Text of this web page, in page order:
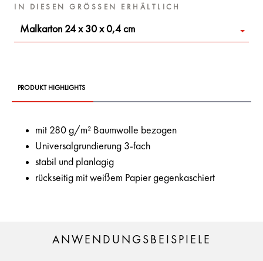
IN DIESEN GRÖSSEN ERHÄLTLICH
Malkarton 24 x 30 x 0,4 cm
PRODUKT HIGHLIGHTS
mit 280 g/m² Baumwolle bezogen
Universalgrundierung 3-fach
stabil und planlagig
rückseitig mit weißem Papier gegenkaschiert
ANWENDUNGSBEISPIELE